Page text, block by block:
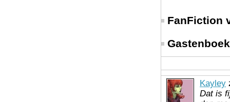
FanFiction
Kayley
Dat is